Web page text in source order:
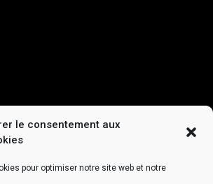
le consentement aux
pour optimiser notre site web et notre